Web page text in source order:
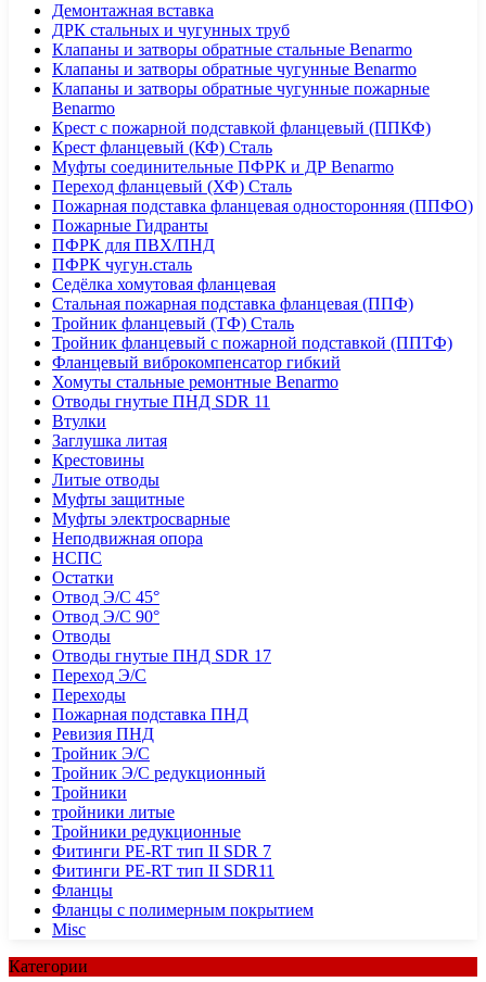
Демонтажная вставка
ДРК стальных и чугунных труб
Клапаны и затворы обратные стальные Benarmo
Клапаны и затворы обратные чугунные Benarmo
Клапаны и затворы обратные чугунные пожарные
Benarmo
Крест с пожарной подставкой фланцевый (ППКФ)
Крест фланцевый (КФ) Сталь
Муфты соединительные ПФРК и ДР Benarmo
Переход фланцевый (ХФ) Сталь
Пожарная подставка фланцевая односторонняя (ППФО)
Пожарные Гидранты
ПФРК для ПВХ/ПНД
ПФРК чугун.сталь
Седёлка хомутовая фланцевая
Стальная пожарная подставка фланцевая (ППФ)
Тройник фланцевый (ТФ) Сталь
Тройник фланцевый с пожарной подставкой (ППТФ)
Фланцевый виброкомпенсатор гибкий
Хомуты стальные ремонтные Benarmo
Отводы гнутые ПНД SDR 11
Втулки
Заглушка литая
Крестовины
Литые отводы
Муфты защитные
Муфты электросварные
Неподвижная опора
НСПС
Остатки
Отвод Э/С 45°
Отвод Э/С 90°
Отводы
Отводы гнутые ПНД SDR 17
Переход Э/С
Переходы
Пожарная подставка ПНД
Ревизия ПНД
Тройник Э/С
Тройник Э/С редукционный
Тройники
тройники литые
Тройники редукционные
Фитинги PE-RT тип II SDR 7
Фитинги PE-RT тип II SDR11
Фланцы
Фланцы с полимерным покрытием
Misc
Категории